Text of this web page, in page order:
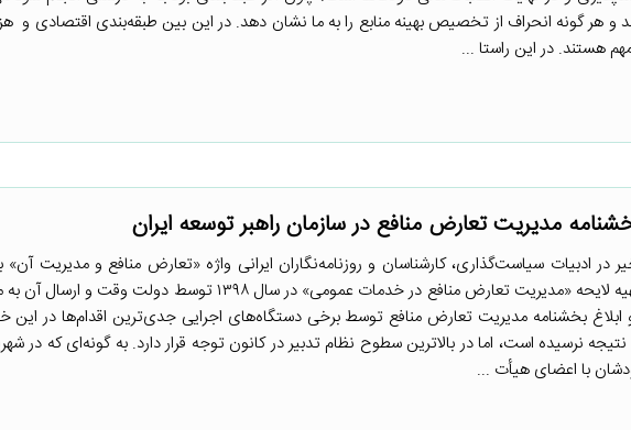
هستند. در این راستا ...
مدیریت تعارض منافع در سازمان راهبر توسعه ایران
ادبیات سیاست‌گذاری، کارشناسان و روزنامه‌نگاران ایرانی واژه «تعارض منافع و مدیریت آن»
دیده می‌شود. تهیه لایحه «مدیریت تعارض منافع در خدمات عمومی» در سال ۱۳۹۸ توسط دولت
ابلاغ بخشنامه مدیریت تعارض منافع توسط برخی دستگاه‌های اجرایی جدی‌ترین اقدام‌ها در
نرسیده است، اما در بالاترین سطوح نظام تدبیر در کانون توجه قرار دارد. به گونه‌ای که در